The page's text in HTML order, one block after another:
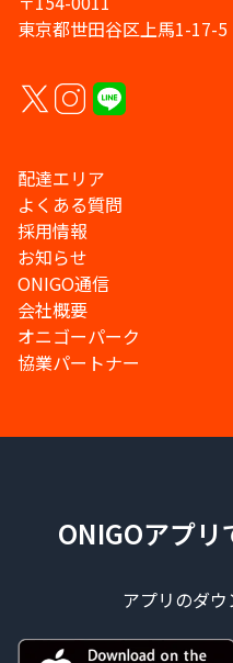
東京都世田谷区上馬1-17-5
配達エリア
よくある質問
採用情報
お知らせ
ONIGO通信
会社概要
オニゴーパーク
協業パートナー
ONIGOアプ
アプリのダ